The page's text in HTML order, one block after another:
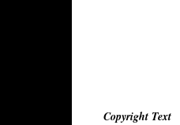
Copyright Text